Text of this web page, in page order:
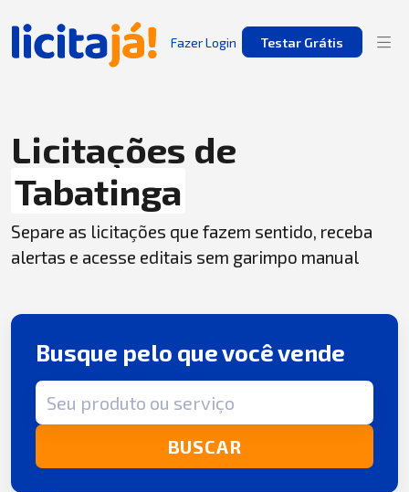
Fazer Login Testar Grátis
Licitações de
Tabatinga
Separe as licitações que fazem sentido, receba
alertas e acesse editais sem garimpo manual
Busque pelo que você vende
Termo de busca
BUSCAR